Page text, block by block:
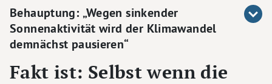
Behauptung: „Wegen sinkender
Sonnenaktivität wird der Klimawandel
demnächst pausieren“
Fakt ist: Selbst wenn die